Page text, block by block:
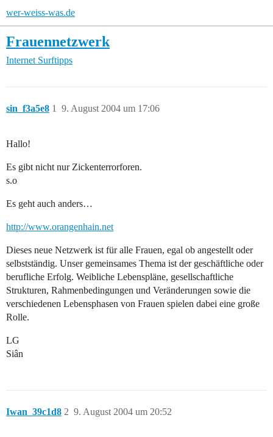
wer-weiss-was.de
Frauennetzwerk
Internet Surftipps
sin_f3a5e8 9. August 2004 um 17:06
1
Hallo!
Es gibt nicht nur Zickenterrorforen.
s.o
Es geht auch anders…
http://www.orangenhain.net
Dieses neue Netzwerk ist für alle Frauen, egal ob angestellt oder
selbstständig. Unser gemeinsames Thema ist der geschäftliche oder
berufliche Erfolg. Weibliche Lebenspläne, gesellschaftliche
Strukturen, Rahmenbedingungen und Veränderungen sowie die
verschiedenen Lebensphasen von Frauen spielen dabei eine große
Rolle.
LG
Siân
Iwan_39c1d8 9. August 2004 um 20:52
2